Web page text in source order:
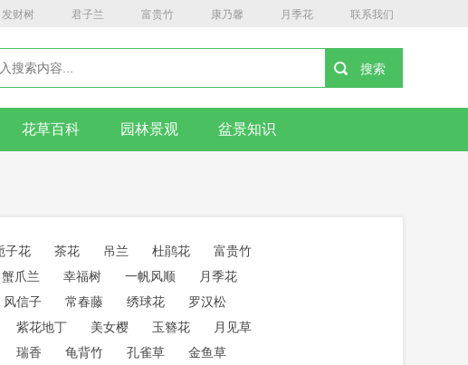
发财树 君子兰 富贵竹 康乃馨 月季花 联系我们
花草百科 园林景观 盆景知识
子花 茶花 吊兰 杜鹃花
富贵竹
蟹爪兰 幸福树 一帆风顺
月季花
风信子 常春藤 绣球花
罗汉松
紫花地丁 美女樱 玉簪花
月见草
瑞香 龟背竹 孔雀草
金鱼草